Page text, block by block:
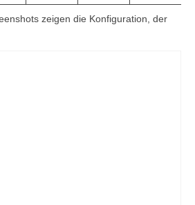
zeigen die Konfiguration, der